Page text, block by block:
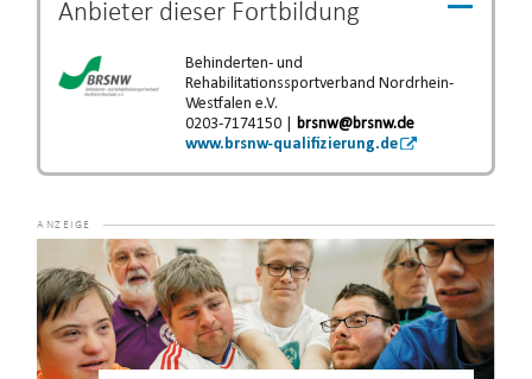
Anbieter dieser Fortbildung
Behinderten- und
Rehabilitationssportverband Nordrhein-
Westfalen e.V.
0203-7174150 |
brsnw@brsnw.de
www.brsnw-qualifizierung.de
Player